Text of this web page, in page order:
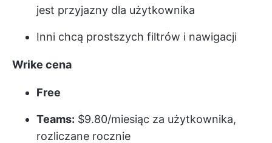
jest przyjazny dla użytkownika
Inni chcą prostszych filtrów i nawigacji
Wrike cena
Free
Teams: $9.80/miesiąc za użytkownika,
rozliczane rocznie